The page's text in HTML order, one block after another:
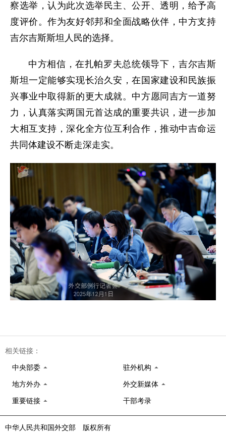
察选举，认为此次选举民主、公开、透明，给予高
度评价。作为友好邻邦和全面战略伙伴，中方支持
吉尔吉斯斯坦人民的选择。
中方相信，在扎帕罗夫总统领导下，吉尔吉斯
斯坦一定能够实现长治久安，在国家建设和民族振
兴事业中取得新的更大成就。中方愿同吉方一道努
力，认真落实两国元首达成的重要共识，进一步加
大相互支持，深化全方位互利合作，推动中吉命运
共同体建设不断走深走实。
相关链接：
中央部委 驻外机构
地方外办 外交新媒体
重要链接 干部考录
中华人民共和国外交部 版权所有